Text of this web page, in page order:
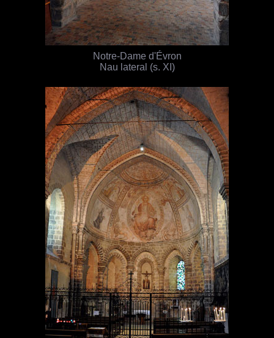
Notre-Dame d'Évron
Nau lateral (s. XI)